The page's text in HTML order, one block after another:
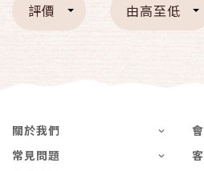
評價 由高至低
關於我們
常見問題